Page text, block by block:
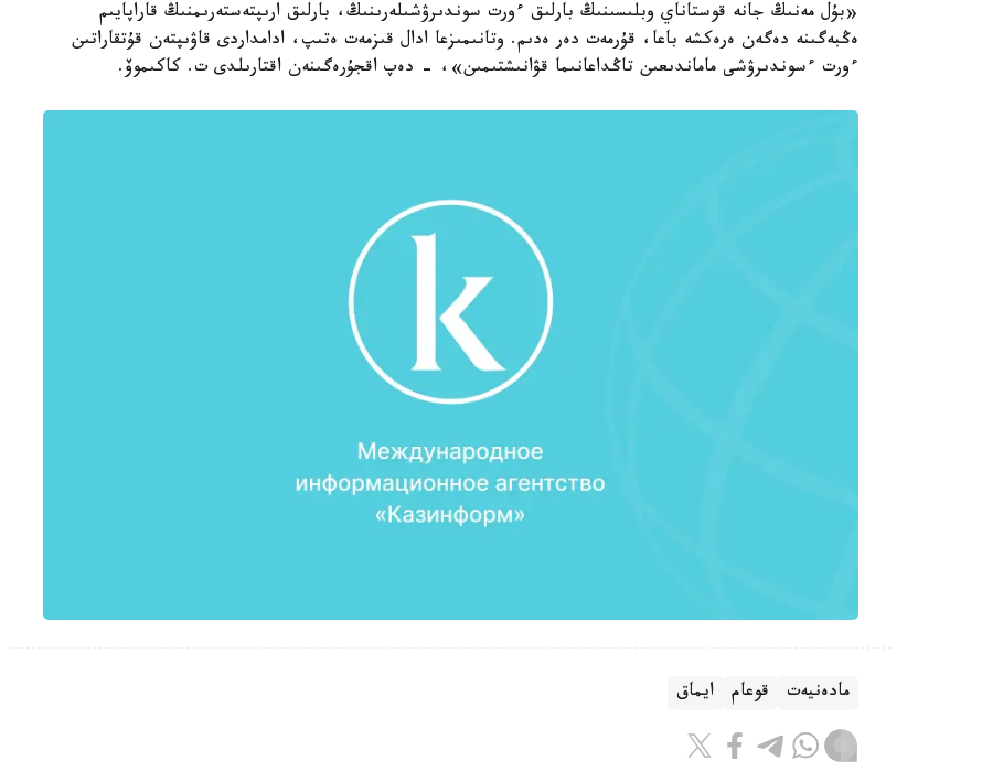
«بۇل مەنىڭ جانە قوستاناي وبلىسىنىڭ بارلىق ءورت سوندىرۋشىلەرىنىڭ، بارلىق ارىپتەستەرىمنىڭ قاراپايىم
ەڭبەگىنە دەگەن ەرەكشە باعا، قۇرمەت دەر ەدىم. وتانىمىزعا ادال قىزمەت ەتىپ، ادامداردى قاۋىپتەن قۇتقاراتىن
ءورت ءسوندىرۋشى ماماندىعىن تاڭداعانىما قۋانىشتىمىن»، - دەپ اقجۇرەگىنەن اقتارىلدى ت. كاكىموۆ.
مادەنيەت قوعام ايماق